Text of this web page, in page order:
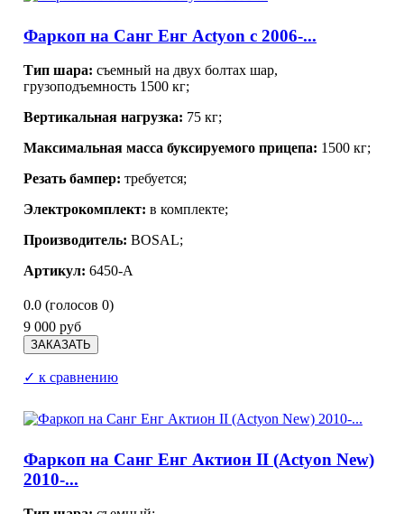
Фаркоп на Санг Енг Actyon с 2006-...
Тип шара: съемный на двух болтах шар,
грузоподъемность 1500 кг;
Вертикальная нагрузка: 75 кг;
Максимальная масса буксируемого прицепа: 1500 кг;
Резать бампер: требуется;
Электрокомплект: в комплекте;
Производитель: BOSAL;
Артикул: 6450-A
0.0 (голосов 0)
9 000 руб
✓ к сравнению
Фаркоп на Санг Енг Актион II (Actyon New)
2010-...